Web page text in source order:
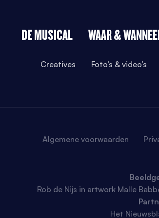
DE MUSICAL WAAR &
Creatives Foto’s & video’s
Algemene voorwaarden
Rob de Nijs in artwork Malle
Het